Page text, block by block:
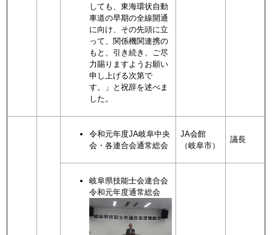
しても、東海環状自動
車道の早期の全線開通
に向け、その先頭に立
って、関係機関連携の
もと、引き続き、ご尽
力賜りますようお願い
申し上げる次第で
す。」と祝辞を述べま
した。
令和元年度JA岐阜中央
会・各連合会通常総会
JA会館
（岐阜市）
議長
岐阜県技能士会連合会
令和元年度通常総会